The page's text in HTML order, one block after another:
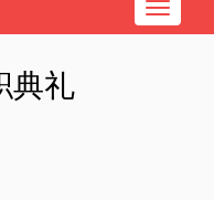
Toggle
典礼